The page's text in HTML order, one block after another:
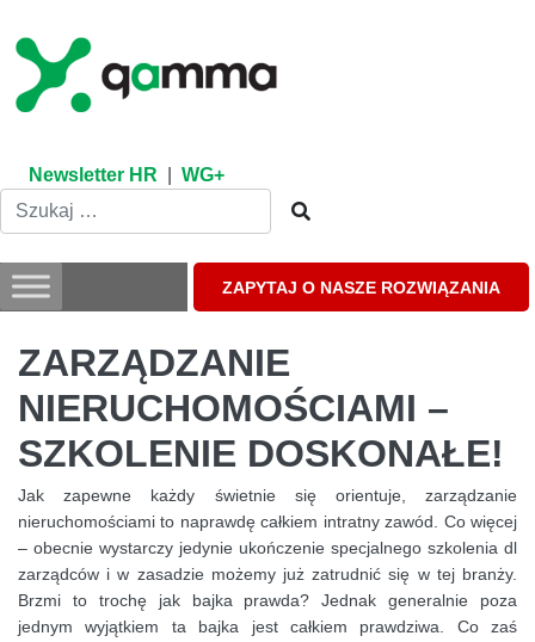
content
Newsletter HR WG+
ZAPYTAJ O NASZE ROZWIĄZANIA
ZARZĄDZANIE
NIERUCHOMOŚCIAMI –
SZKOLENIE DOSKONAŁE!
Jak zapewne każdy świetnie się orientuje, zarządzanie
nieruchomościami to naprawdę całkiem intratny zawód. Co więcej
– obecnie wystarczy jedynie ukończenie specjalnego szkolenia dl
zarządców i w zasadzie możemy już zatrudnić się w tej branży.
Brzmi to trochę jak bajka prawda? Jednak generalnie poza
jednym wyjątkiem ta bajka jest całkiem prawdziwa. Co zaś